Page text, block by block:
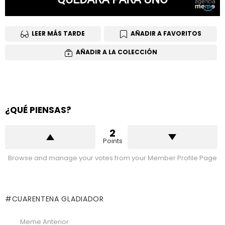
LEER MÁS TARDE AÑADIR A FAVORITOS
AÑADIR A LA COLECCIÓN
¿QUÉ PIENSAS?
2
Points
Browse and manage your votes from your Member Profile Page
CUARENTENA GLADIADOR
Meme Anterior